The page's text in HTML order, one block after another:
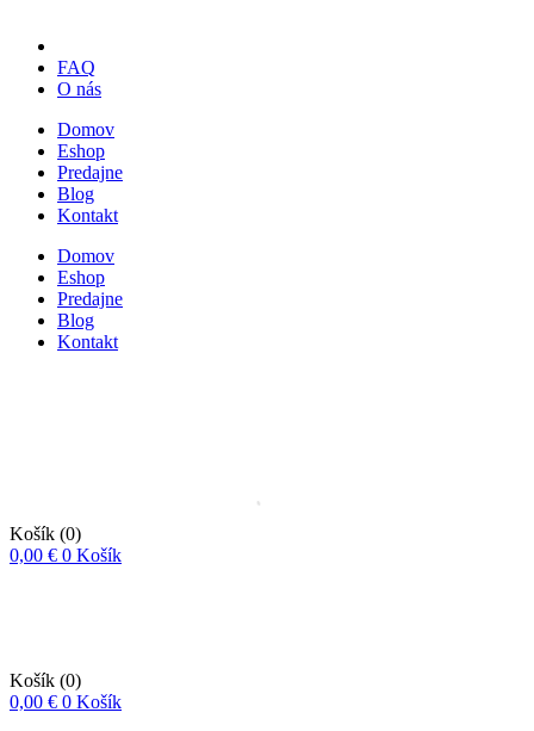
FAQ
O nás
Domov
Eshop
Predajne
Blog
Kontakt
Domov
Eshop
Predajne
Blog
Kontakt
Košík (0)
0,00 € 0 Košík
Košík (0)
0,00 € 0 Košík